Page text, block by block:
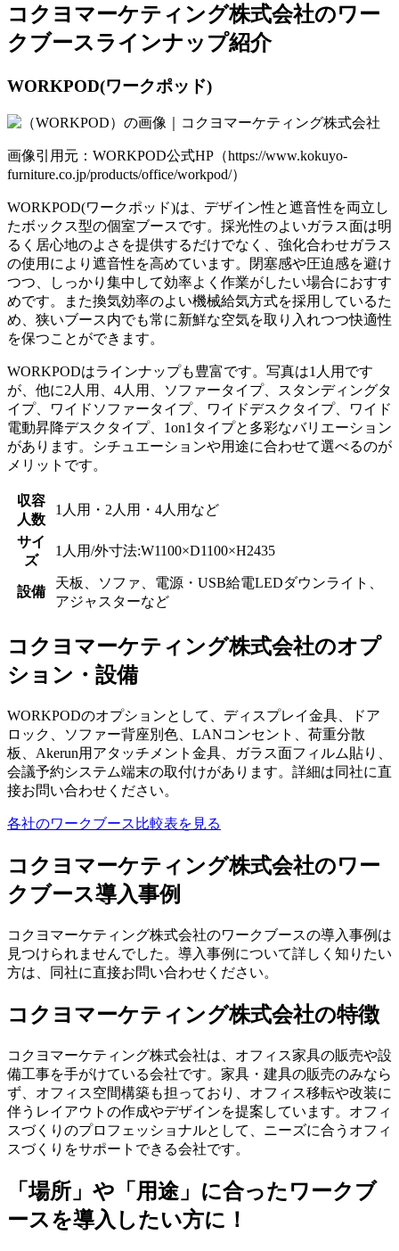
コクヨマーケティング株式会社のワー
クブースラインナップ紹介
WORKPOD(ワークポッド)
画像引用元：WORKPOD公式HP（https://www.kokuyo-
furniture.co.jp/products/office/workpod/）
WORKPOD(ワークポッド)は、 デザイン性と遮音性を両立し
たボックス型の個室ブースです。採光性のよいガラス面は明
るく居心地のよさを提供するだけでなく、強化合わせガラス
の使用により遮音性を高めています。閉塞感や圧迫感を避け
つつ、しっかり集中して効率よく作業がしたい場合におすす
めです。また換気効率のよい機械給気方式を採用しているた
め、狭いブース内でも常に新鮮な空気を取り入れつつ快適性
を保つことができます。
WORKPODはラインナップも豊富です。写真は1人用です
が、他に2人用、4人用、ソファータイプ、スタンディングタ
イプ、ワイドソファータイプ、ワイドデスクタイプ、ワイド
電動昇降デスクタイプ、1on1タイプと多彩なバリエーション
があります。シチュエーションや用途に合わせて選べるのが
メリットです。
収容
人数
1人用・2人用・4人用など
サイ
ズ
1人用/外寸法:W1100×D1100×H2435
設備
天板、ソファ、電源・USB給電LEDダウンライト、
アジャスターなど
コクヨマーケティング株式会社のオプ
ション・設備
WORKPODのオプションとして、ディスプレイ金具、ドア
ロック、ソファー背座別色、LANコンセント、荷重分散
板、Akerun用アタッチメント金具、ガラス面フィルム貼り、
会議予約システム端末の取付けがあります。詳細は同社に直
接お問い合わせください。
各社のワークブース比較表を見る
コクヨマーケティング株式会社のワー
クブース導入事例
コクヨマーケティング株式会社のワークブースの導入事例は
見つけられませんでした。導入事例について詳しく知りたい
方は、同社に直接お問い合わせください。
コクヨマーケティング株式会社の特徴
コクヨマーケティング株式会社は、オフィス家具の販売や設
備工事を手がけている会社です。家具・建具の販売のみなら
ず、オフィス空間構築も担っており、オフィス移転や改装に
伴うレイアウトの作成やデザインを提案しています。オフィ
スづくりのプロフェッショナルとして、ニーズに合うオフィ
スづくりをサポートできる会社です。
「場所」や「用途」に合ったワークブ
ースを導入したい方に！